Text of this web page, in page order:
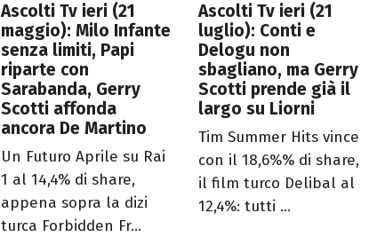
Ascolti Tv ieri (21
maggio): Milo Infante
senza limiti, Papi
riparte con
Sarabanda, Gerry
Scotti affonda
ancora De Martino
Un Futuro Aprile su Rai
1 al 14,4% di share,
appena sopra la dizi
turca Forbidden Fr...
Ascolti Tv ieri (21
luglio): Conti e
Delogu non
sbagliano, ma Gerry
Scotti prende già il
largo su Liorni
Tim Summer Hits vince
con il 18,6%% di share,
il film turco Delibal al
12,4%: tutti ...